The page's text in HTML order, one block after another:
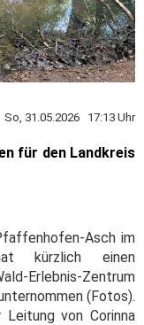
So, 31.05.2026 17:13 Uhr
für den Landkreis
Asch im
kürzlich einen
Erlebnis-Zentrum
(Fotos).
von Corinna